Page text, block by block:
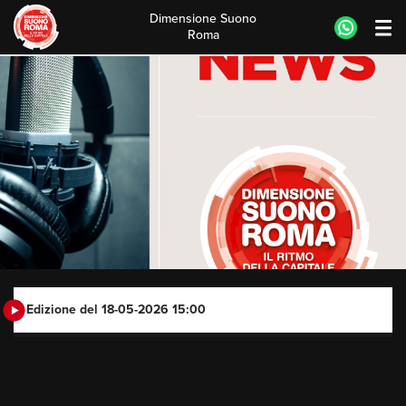
Skip
to
content
Dimensione Suono
Roma
Edizione del 18-05-2026 15:00